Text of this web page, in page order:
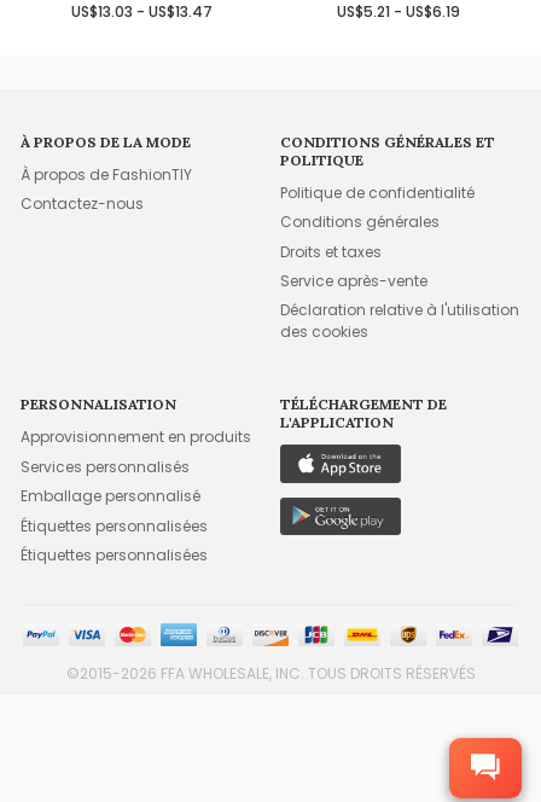
US$13.03 - US$13.47 US$5.21 - US$6.19
À PROPOS DE LA MODE
À propos de FashionTIY
Contactez-nous
CONDITIONS GÉNÉRALES ET
POLITIQUE
Politique de confidentialité
Conditions générales
Droits et taxes
Service après-vente
Déclaration relative à l'utilisation
des cookies
PERSONNALISATION
Approvisionnement en produits
Services personnalisés
Emballage personnalisé
Étiquettes personnalisées
Étiquettes personnalisées
TÉLÉCHARGEMENT DE
L'APPLICATION
©2015-2026 FFA WHOLESALE, INC. TOUS DROITS RÉSERVÉS